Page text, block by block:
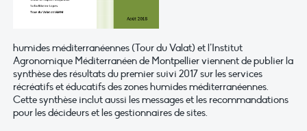
humides méditerranéennes (Tour du Valat) et l’Institut
Agronomique Méditerranéen de Montpellier viennent de publier la
synthèse des résultats du premier suivi 2017 sur les services
récréatifs et éducatifs des zones humides méditerranéennes.
Cette synthèse inclut aussi les messages et les recommandations
pour les décideurs et les gestionnaires de sites.